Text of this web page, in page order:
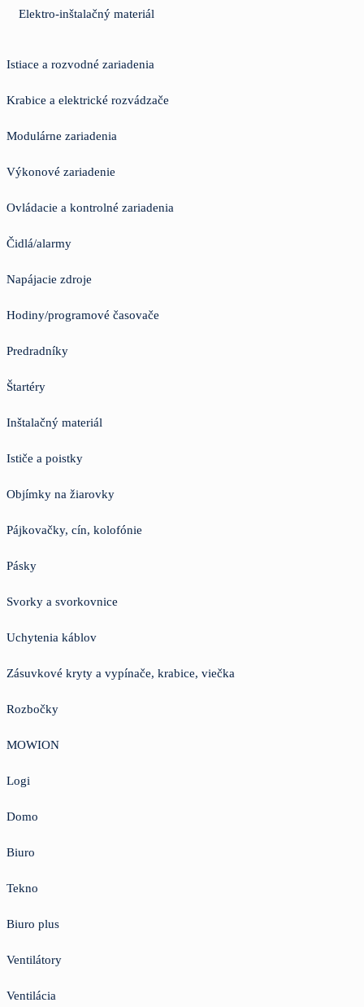
Elektro-inštalačný materiál
Istiace a rozvodné zariadenia
Krabice a elektrické rozvádzače
Modulárne zariadenia
Výkonové zariadenie
Ovládacie a kontrolné zariadenia
Čidlá/alarmy
Napájacie zdroje
Hodiny/programové časovače
Predradníky
Štartéry
Inštalačný materiál
Ističe a poistky
Objímky na žiarovky
Pájkovačky, cín, kolofónie
Pásky
Svorky a svorkovnice
Uchytenia káblov
Zásuvkové kryty a vypínače, krabice, viečka
Rozbočky
MOWION
Logi
Domo
Biuro
Tekno
Biuro plus
Ventilátory
Ventilácia